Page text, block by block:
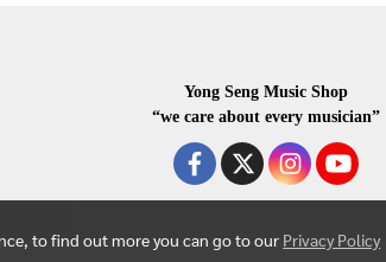
Yong Seng Music Shop
“we care about every musician”
to find out more you can go to our Privacy Policy